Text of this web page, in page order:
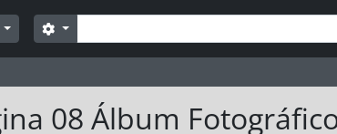
Buscar
Opções de busca
08 Álbum